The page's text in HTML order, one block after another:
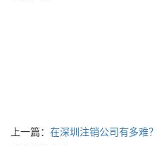
上一篇： 在深圳注销公司有多难？